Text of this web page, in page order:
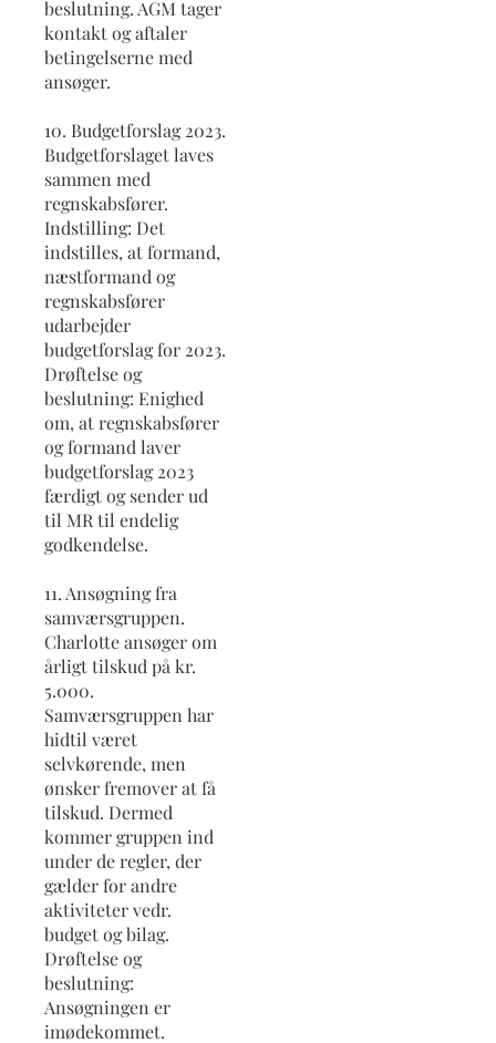
beslutning. AGM tager
kontakt og aftaler
betingelserne med
ansøger.
10. Budgetforslag 2023.
Budgetforslaget laves
sammen med
regnskabsfører.
Indstilling: Det
indstilles, at formand,
næstformand og
regnskabsfører
udarbejder
budgetforslag for 2023.
Drøftelse og
beslutning: Enighed
om, at regnskabsfører
og formand laver
budgetforslag 2023
færdigt og sender ud
til MR til endelig
godkendelse.
11. Ansøgning fra
samværsgruppen.
Charlotte ansøger om
årligt tilskud på kr.
5.000.
Samværsgruppen har
hidtil været
selvkørende, men
ønsker fremover at få
tilskud. Dermed
kommer gruppen ind
under de regler, der
gælder for andre
aktiviteter vedr.
budget og bilag.
Drøftelse og
beslutning:
Ansøgningen er
imødekommet.